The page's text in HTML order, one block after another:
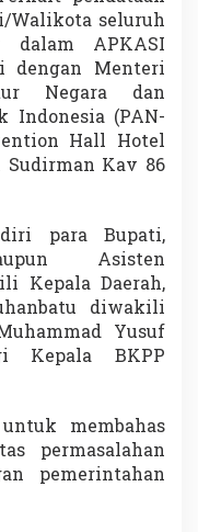
Walikota seluruh
dalam APKASI
dengan Menteri
Negara dan
Indonesia (PAN-
Hall Hotel
Kav 86
para Bupati,
Asisten
Kepala Daerah,
diwakili
Yusuf
Kepala BKPP
membahas
permasalahan
pemerintahan